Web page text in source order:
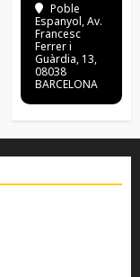
Poble
Espanyol, Av.
Francesc
Ferrer i
Guàrdia, 13,
08038
BARCELONA